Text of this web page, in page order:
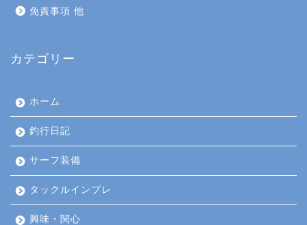
免責事項 他
カテゴリー
ホーム
釣行日記
サーフ装備
タックルインプレ
興味・関心